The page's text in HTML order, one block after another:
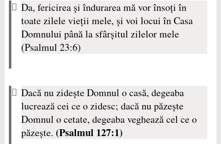
Da, fericirea şi îndurarea mă vor însoţi în
toate zilele vieţii mele, şi voi locui în Casa
Domnului până la sfârşitul zilelor mele
(Psalmul 23:6)
Dacă nu zideşte Domnul o casă, degeaba
lucrează cei ce o zidesc; dacă nu păzeşte
Domnul o cetate, degeaba veghează cel ce o
păzeşte. (Psalmul 127:1)